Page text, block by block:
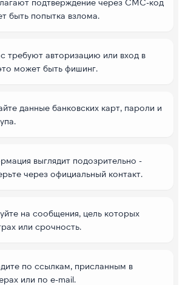
быть попытка взлома.
требуют авторизацию или вход в
может быть фишинг.
данные банковских карт, пароли и
выглядит подозрительно -
через официальный контакт.
на сообщения, цель которых
или срочность.
по ссылкам, присланным в
или по e-mail.